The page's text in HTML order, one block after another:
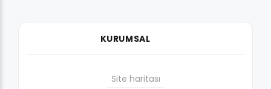
KURUMSAL
Site haritası